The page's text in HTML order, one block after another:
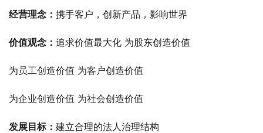
经营理念： 携手客户，创新产品，影响世界
价值观念： 追求价值最大化 为股东创造价值
为员工创造价值 为客户创造价值
为企业创造价值 为社会创造价值
发展目标： 建立合理的法人治理结构